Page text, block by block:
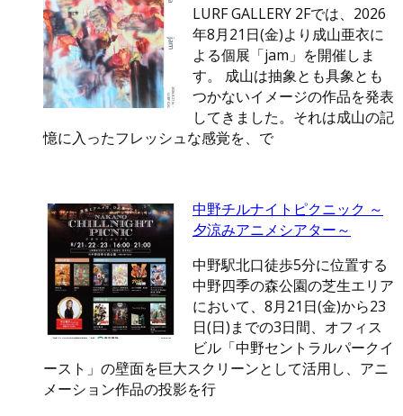
LURF GALLERY 2Fでは、2026
年8月21日(金)より成山亜衣に
よる個展「jam」を開催しま
す。 成山は抽象とも具象とも
つかないイメージの作品を発表
してきました。それは成山の記
憶に入ったフレッシュな感覚を、で
中野チルナイトピクニック ～
夕涼みアニメシアター～
中野駅北口徒歩5分に位置する
中野四季の森公園の芝生エリア
において、8月21日(金)から23
日(日)までの3日間、オフィス
ビル「中野セントラルパークイ
ースト」の壁面を巨大スクリーンとして活用し、アニ
メーション作品の投影を行